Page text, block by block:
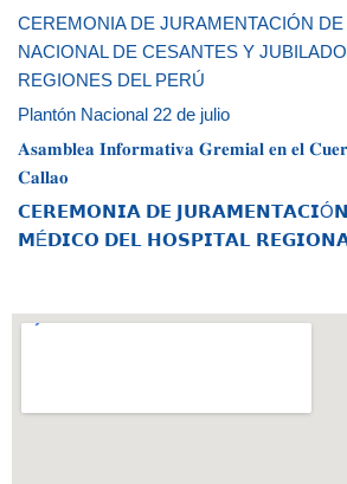
CEREMONIA DE JURAMENTACIÓN
NACIONAL DE CESANTES Y
REGIONES DEL PERÚ
Plantón Nacional 22 de julio
𝐀𝐬𝐚𝐦𝐛𝐥𝐞𝐚 𝐈𝐧𝐟𝐨𝐫𝐦𝐚𝐭𝐢𝐯𝐚 𝐆𝐫𝐞𝐦𝐢𝐚𝐥 𝐞𝐧 𝐞𝐥
𝐂𝐚𝐥𝐥𝐚𝐨
𝗖𝗘𝗥𝗘𝗠𝗢𝗡𝗜𝗔 𝗗𝗘
𝗠É𝗗𝗜𝗖𝗢 𝗗𝗘𝗟 𝗛𝗢𝗦𝗣𝗜𝗧𝗔𝗟